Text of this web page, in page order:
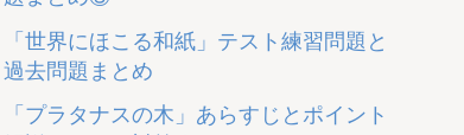
「世界にほこる和紙」テスト練習問題と
過去問題まとめ
「プラタナスの木」あらすじとポイント